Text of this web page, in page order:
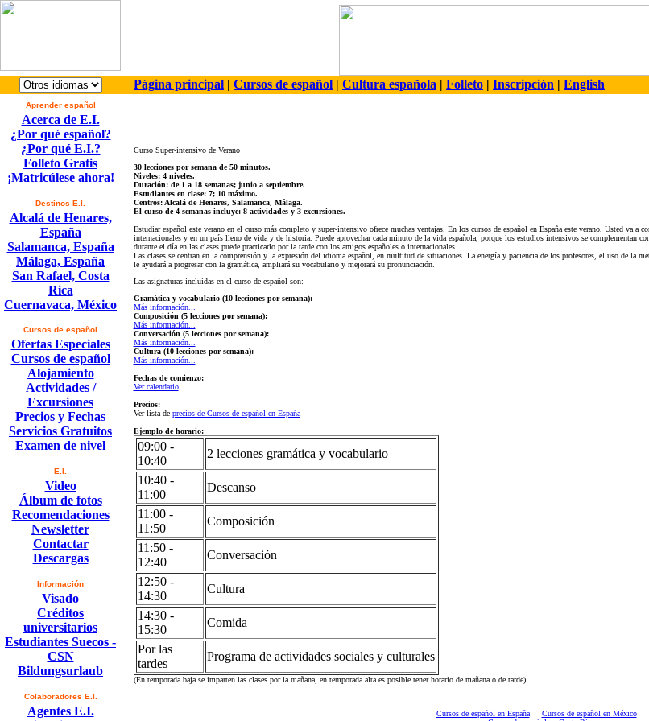
Página principal | Cursos de español | Cultura española | Folleto | Inscripción | English
Aprender español
Acerca de E.I.
¿Por qué español?
¿Por qué E.I.?
Folleto Gratis
¡Matricúlese ahora!
Destinos E.I.
Alcalá de Henares,
España
Salamanca, España
Málaga, España
San Rafael, Costa
Rica
Cuernavaca, México
Cursos de español
Ofertas Especiales
Cursos de español
Alojamiento
Actividades /
Excursiones
Precios y Fechas
Servicios Gratuitos
Examen de nivel
E.I.
Video
Álbum de fotos
Recomendaciones
Newsletter
Contactar
Descargas
Información
Visado
Créditos
universitarios
Estudiantes Suecos -
CSN
Bildungsurlaub
Colaboradores E.I.
Agentes E.I.
Curso Super-intensivo de Verano
30 lecciones por semana de 50 minutos.
Niveles: 4 niveles.
Duración: de 1 a 18 semanas; junio a septiembre.
Estudiantes en clase: 7; 10 máximo.
Centros: Alcalá de Henares, Salamanca, Málaga.
El curso de 4 semanas incluye: 8 actividades y 3 excursiones.
Estudiar español este verano en el curso más completo y super-intensivo ofrece muchas ventajas. En los cursos de español en España este verano, Usted va a
internacionales y en un país lleno de vida y de historia. Puede aprovechar cada minuto de la vida española, porque los estudios intensivos se complementan
durante el día en las clases puede practicarlo por la tarde con los amigos españoles o internacionales.
Las clases se centran en la comprensión y la expresión del idioma español, en multitud de situaciones. La energía y paciencia de los profesores, el uso de la
le ayudará a progresar con la gramática, ampliará su vocabulario y mejorará su pronunciación.
Las asignaturas incluidas en el curso de español son:
Gramática y vocabulario (10 lecciones por semana):
Más información...
Composición (5 lecciones por semana):
Más información...
Conversación (5 lecciones por semana):
Más información...
Cultura (10 lecciones por semana):
Más información...
Fechas de comienzo:
Ver calendario
Precios:
Ver lista de precios de Cursos de español en España
Ejemplo de horario:
09:00 -
10:40
2 lecciones gramática y vocabulario
10:40 -
11:00
Descanso
11:00 -
11:50
Composición
11:50 -
12:40
Conversación
12:50 -
14:30
Cultura
14:30 -
15:30
Comida
Por las
tardes
Programa de actividades sociales y culturales
(En temporada baja se imparten las clases por la mañana, en temporada alta es posible tener horario de mañana o de tarde).
Cursos de español en España
Cursos de español en México